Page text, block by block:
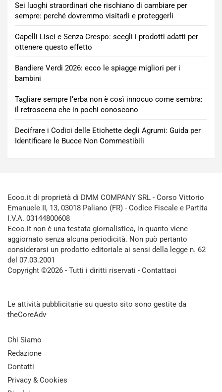
Sei luoghi straordinari che rischiano di cambiare per
sempre: perché dovremmo visitarli e proteggerli
Capelli Lisci e Senza Crespo: scegli i prodotti adatti per
ottenere questo effetto
Bandiere Verdi 2026: ecco le spiagge migliori per i
bambini
Tagliare sempre l’erba non è così innocuo come sembra:
il retroscena che in pochi conoscono
Decifrare i Codici delle Etichette degli Agrumi: Guida per
Identificare le Bucce Non Commestibili
Ecoo.it di proprietà di DMM COMPANY SRL - Corso Vittorio
Emanuele II, 13, 03018 Paliano (FR) - Codice Fiscale e Partita
I.V.A. 03144800608
Ecoo.it non è una testata giornalistica, in quanto viene
aggiornato senza alcuna periodicità. Non può pertanto
considerarsi un prodotto editoriale ai sensi della legge n. 62
del 07.03.2001
Copyright ©2026 - Tutti i diritti riservati - Contattaci
Le attività pubblicitarie su questo sito sono gestite da
theCoreAdv
Chi Siamo
Redazione
Contatti
Privacy & Cookies